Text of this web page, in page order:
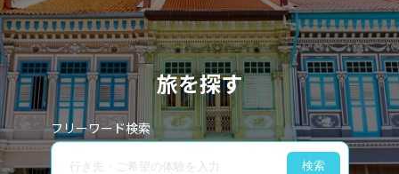
旅を探す
フリーワード検索
検索